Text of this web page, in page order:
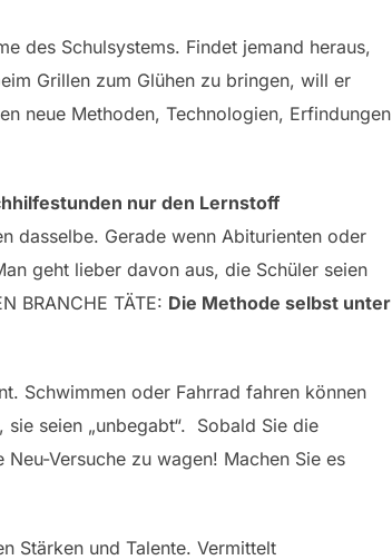
des Schulsystems. Findet jemand heraus,
Grillen zum Glühen zu bringen, will er
neue Methoden, Technologien, Erfindungen
nur den Lernstoff
dasselbe. Gerade wenn Abiturienten oder
geht lieber davon aus, die Schüler seien
BRANCHE TÄTE: Die Methode selbst unter
Schwimmen oder Fahrrad fahren können
seien „unbegabt“. Sobald Sie die
Versuche zu wagen! Machen Sie es
Stärken und Talente. Vermittelt